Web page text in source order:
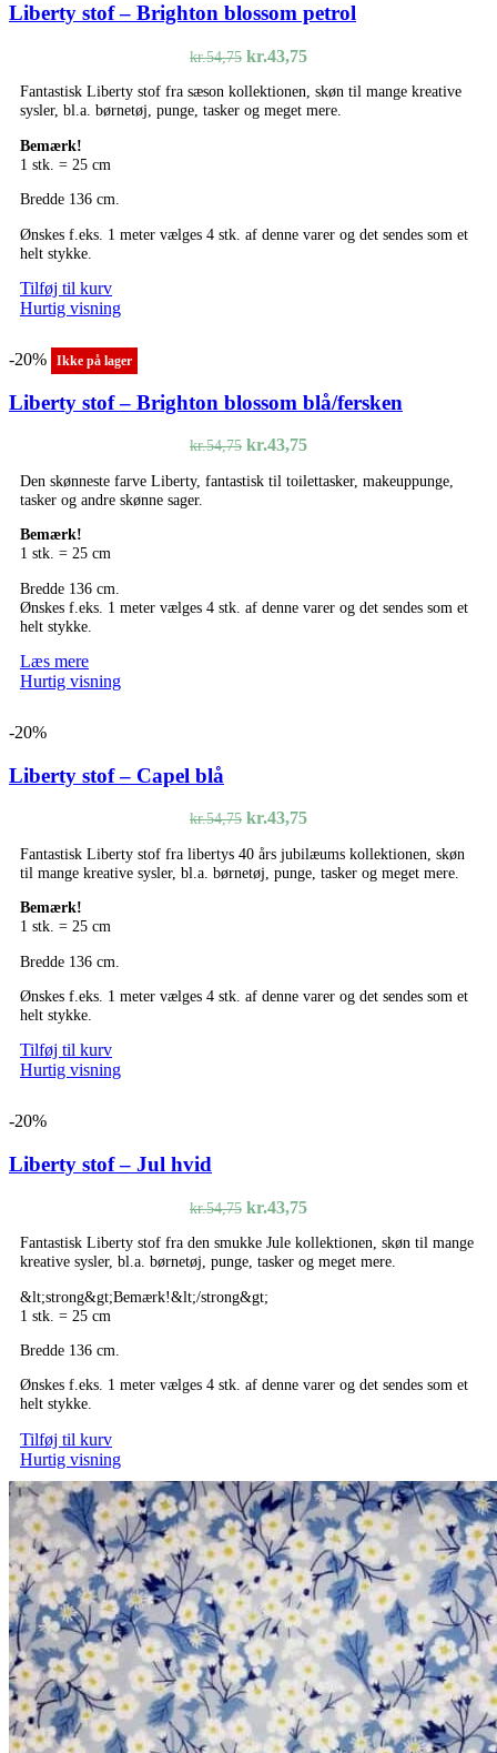
Liberty stof – Brighton blossom petrol
kr.54,75 Den
pris
var:
kr.43,75Den
pris
er:
Fantastisk Liberty stof fra sæson kollektionen, skøn til mange kreative
sysler, bl.a. børnetøj, punge, tasker og meget mere.
Bemærk!
1 stk. = 25 cm
Bredde 136 cm.
Ønskes f.eks. 1 meter vælges 4 stk. af denne varer og det sendes som et
helt stykke.
Tilføj til kurv
Hurtig visning
-20% Ikke på lager
Liberty stof – Brighton blossom blå/fersken
kr.54,75 Den
pris
kr.43,75Den
pris
Den skønneste farve Liberty, fantastisk til toilettasker, makeuppunge,
tasker og andre skønne sager.
Bemærk!
1 stk. = 25 cm
Bredde 136 cm.
Ønskes f.eks. 1 meter vælges 4 stk. af denne varer og det sendes som et
helt stykke.
Læs mere
Hurtig visning
-20%
Liberty stof – Capel blå
kr.54,75 Den
pris
var:
kr.43,75Den
pris
er:
Fantastisk Liberty stof fra libertys 40 års jubilæums kollektionen, skøn
til mange kreative sysler, bl.a. børnetøj, punge, tasker og meget mere.
Bemærk!
1 stk. = 25 cm
Bredde 136 cm.
Ønskes f.eks. 1 meter vælges 4 stk. af denne varer og det sendes som et
helt stykke.
Tilføj til kurv
Hurtig visning
-20%
Liberty stof – Jul hvid
kr.54,75 Den
pris
var:
kr.43,75Den
pris
er:
Fantastisk Liberty stof fra den smukke Jule kollektionen, skøn til mange
kreative sysler, bl.a. børnetøj, punge, tasker og meget mere.
&lt;strong&gt;Bemærk!&lt;/strong&gt;
1 stk. = 25 cm
Bredde 136 cm.
Ønskes f.eks. 1 meter vælges 4 stk. af denne varer og det sendes som et
helt stykke.
Tilføj til kurv
Hurtig visning